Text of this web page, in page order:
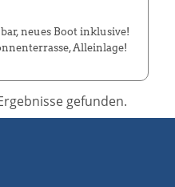
neues Boot inklusive!
Alleinlage!
Motor-Guide XI3 Elektro
Humminbird 1198 C
gefunden.